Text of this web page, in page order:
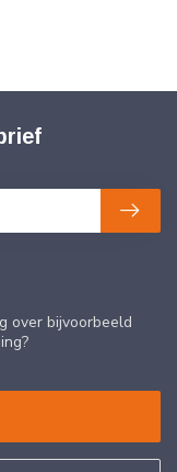
over bijvoorbeeld